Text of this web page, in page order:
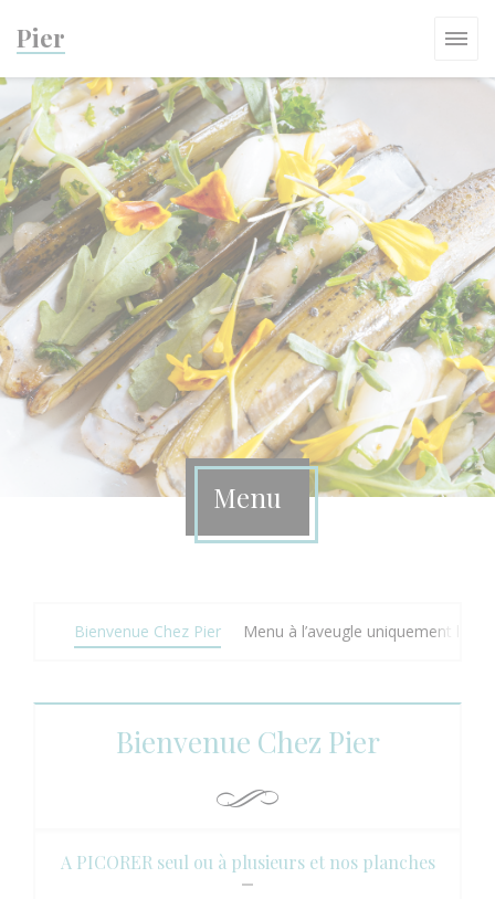
Pier
Menu
Bienvenue Chez Pier Menu à l’aveugle uniquement le
Bienvenue Chez Pier
A PICORER seul ou à plusieurs et nos planches